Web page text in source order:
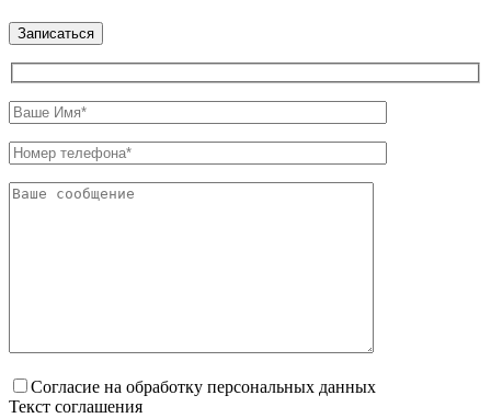
Записаться
Согласие на обработку персональных данных
Текст соглашения